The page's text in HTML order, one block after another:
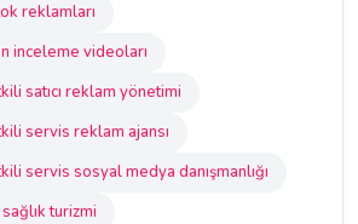
reklamları
inceleme videoları
satıcı reklam yönetimi
servis reklam ajansı
servis sosyal medya danışmanlığı
turizmi